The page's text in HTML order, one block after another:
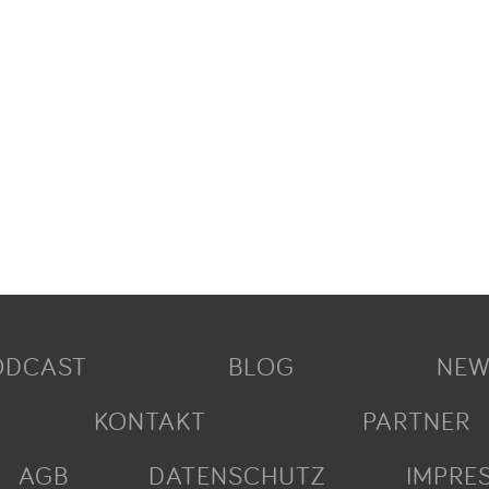
BLOG
KONTAKT
PARTNER
AGB
DATENSCHUTZ